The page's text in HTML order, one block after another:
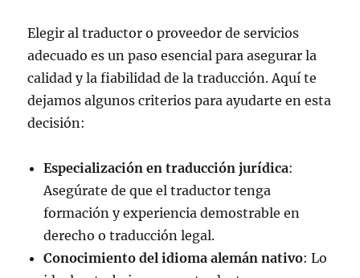
Elegir al traductor o proveedor de servicios
adecuado es un paso esencial para asegurar la
calidad y la fiabilidad de la traducción. Aquí te
dejamos algunos criterios para ayudarte en esta
decisión:
Especialización en traducción jurídica:
Asegúrate de que el traductor tenga
formación y experiencia demostrable en
derecho o traducción legal.
Conocimiento del idioma alemán nativo: Lo